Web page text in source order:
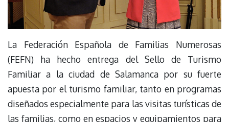
La Federación Española de Familias Numerosas
(FEFN) ha hecho entrega del Sello de Turismo
Familiar a la ciudad de Salamanca por su fuerte
apuesta por el turismo familiar, tanto en programas
diseñados especialmente para las visitas turísticas de
las familias, como en espacios y equipamientos para